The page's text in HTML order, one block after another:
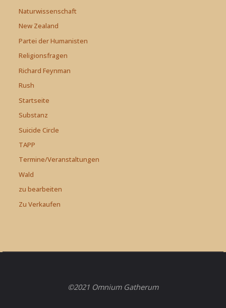
Naturwissenschaft
New Zealand
Partei der Humanisten
Religionsfragen
Richard Feynman
Rush
Startseite
Substanz
Suicide Circle
TAPP
Termine/Veranstaltungen
Wald
zu bearbeiten
Zu Verkaufen
©2021 Omnium Gatherum